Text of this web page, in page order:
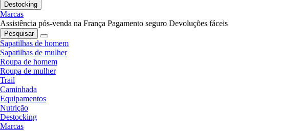
Destocking
Marcas
Assistência pós-venda na França Pagamento seguro Devoluções fáceis
Pesquisar
Sapatilhas de homem
Sapatilhas de mulher
Roupa de homem
Roupa de mulher
Trail
Caminhada
Equipamentos
Nutrição
Destocking
Marcas